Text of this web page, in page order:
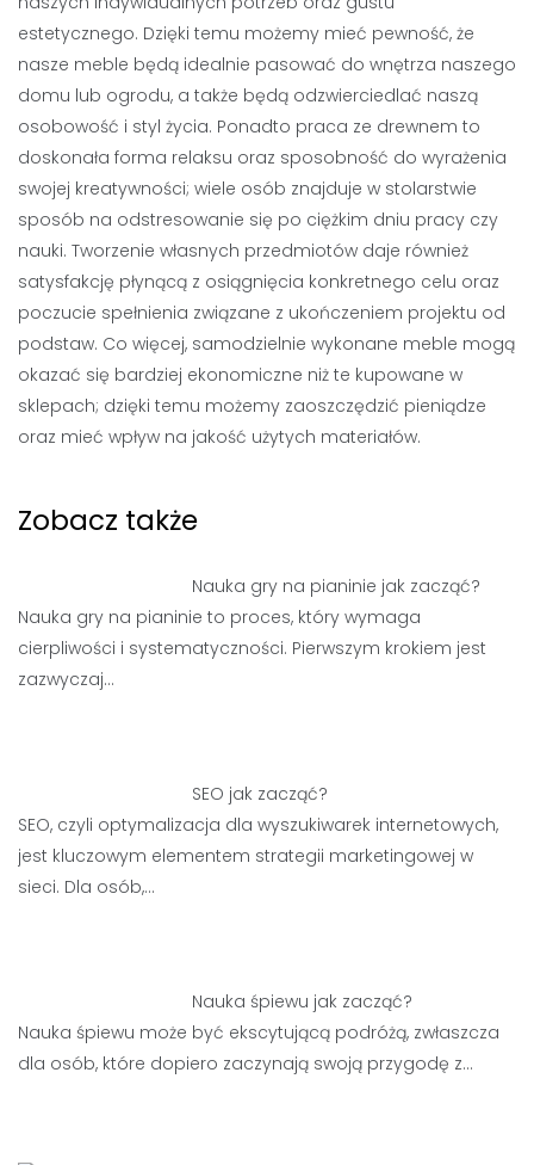
estetycznego. Dzięki temu możemy mieć pewność, że
nasze meble będą idealnie pasować do wnętrza naszego
domu lub ogrodu, a także będą odzwierciedlać naszą
osobowość i styl życia. Ponadto praca ze drewnem to
doskonała forma relaksu oraz sposobność do wyrażenia
swojej kreatywności; wiele osób znajduje w stolarstwie
sposób na odstresowanie się po ciężkim dniu pracy czy
nauki. Tworzenie własnych przedmiotów daje również
satysfakcję płynącą z osiągnięcia konkretnego celu oraz
poczucie spełnienia związane z ukończeniem projektu od
podstaw. Co więcej, samodzielnie wykonane meble mogą
okazać się bardziej ekonomiczne niż te kupowane w
sklepach; dzięki temu możemy zaoszczędzić pieniądze
oraz mieć wpływ na jakość użytych materiałów.
Zobacz także
Nauka gry na pianinie jak zacząć?
Nauka gry na pianinie to proces, który wymaga
cierpliwości i systematyczności. Pierwszym krokiem jest
zazwyczaj…
SEO jak zacząć?
SEO, czyli optymalizacja dla wyszukiwarek internetowych,
jest kluczowym elementem strategii marketingowej w
sieci. Dla osób,…
Nauka śpiewu jak zacząć?
Nauka śpiewu może być ekscytującą podróżą, zwłaszcza
dla osób, które dopiero zaczynają swoją przygodę z…